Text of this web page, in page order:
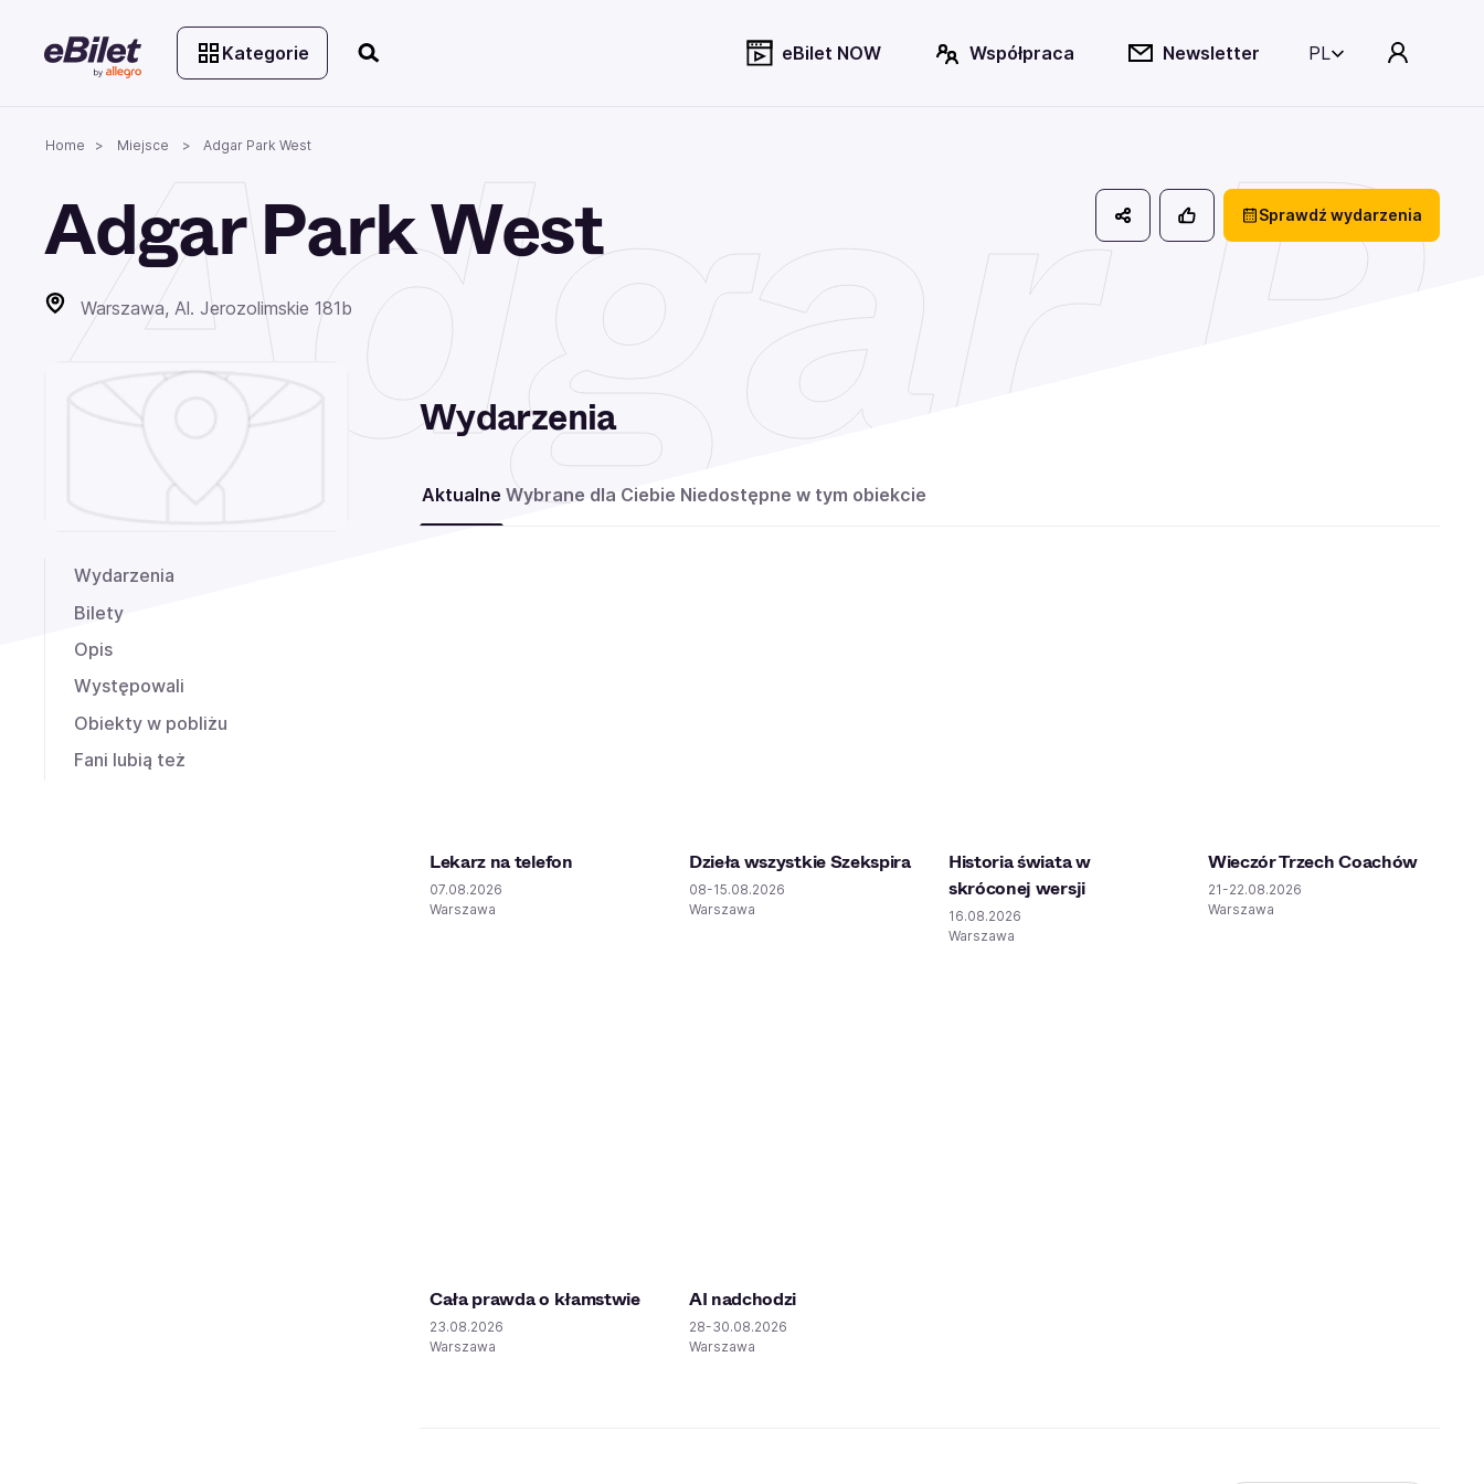
Kategorie eBilet NOW Współpraca Newsletter PL
Home Miejsce Adgar Park West
Adgar
Adgar Park West
Warszawa, Al. Jerozolimskie 181b
Sprawdź wydarzenia
Wydarzenia
Bilety
Opis
Występowali
Obiekty w pobliżu
Fani lubią też
Wydarzenia
Aktualne Wybrane dla Ciebie Niedostępne w tym obiekcie
Lekarz na telefon
07.08.2026
Warszawa
Dzieła wszystkie Szekspira
08-15.08.2026
Warszawa
Historia świata w
skróconej wersji
16.08.2026
Warszawa
Wieczór Trzech Coachów
21-22.08.2026
Warszawa
Cała prawda o kłamstwie
23.08.2026
Warszawa
AI nadchodzi
28-30.08.2026
Warszawa